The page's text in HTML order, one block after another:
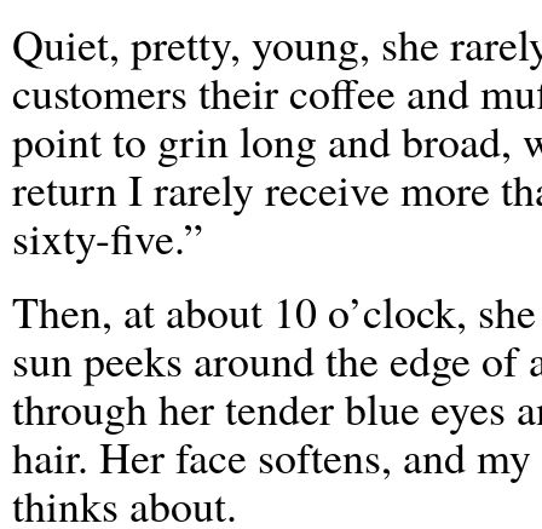
Quiet, pretty, young, she
customers their coffee and
point to grin long and broad,
return I rarely receive more
sixty-five.”
Then, at about 10 o’clock,
sun peeks around the edge
through her tender blue eyes
hair. Her face softens, and
thinks about.